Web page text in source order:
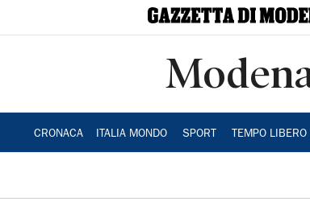
CRONACA ITALIA MONDO SPORT TEMPO LIBERO